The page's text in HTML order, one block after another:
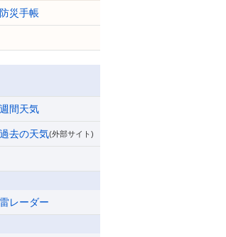
防災手帳
週間天気
過去の天気(外部サイト)
雷レーダー